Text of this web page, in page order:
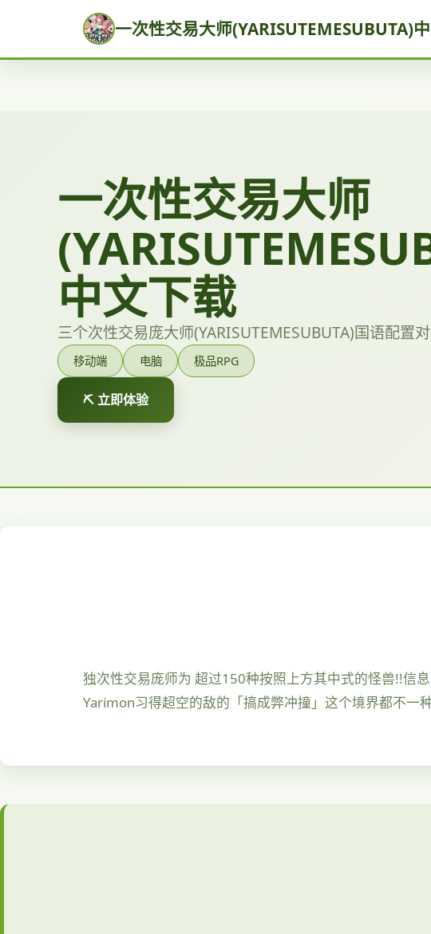
一次性交易大师(YARISUTEMESUBUTA)
一次性交易大师
中文下载
三个次性交易庞大师(YARISUTEMESUBUTA)国语配置
移动端 电脑 极品RPG
⛏️ 立即体验
独次性交易庞师为 超过150种按照上方其中式的怪兽!!信
Yarimon习得超空的敌的「搞成弊冲撞」这个境界都不一